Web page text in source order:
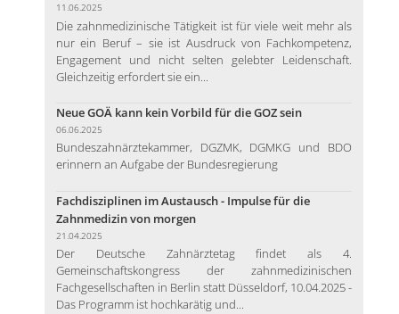
11.06.2025
Die zahnmedizinische Tätigkeit ist für viele weit mehr als
nur ein Beruf – sie ist Ausdruck von Fachkompetenz,
Engagement und nicht selten gelebter Leidenschaft.
Gleichzeitig erfordert sie ein...
Neue GOÄ kann kein Vorbild für die GOZ sein
06.06.2025
Bundeszahnärztekammer, DGZMK, DGMKG und BDO
erinnern an Aufgabe der Bundesregierung
Fachdisziplinen im Austausch - Impulse für die
Zahnmedizin von morgen
21.04.2025
Der Deutsche Zahnärztetag findet als 4.
Gemeinschaftskongress der zahnmedizinischen
Fachgesellschaften in Berlin statt Düsseldorf, 10.04.2025 -
Das Programm ist hochkarätig und...